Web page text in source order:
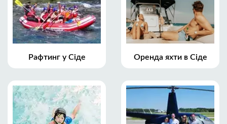
Рафтинг у Сіде Оренда яхти в Сіде